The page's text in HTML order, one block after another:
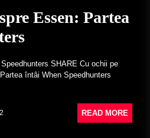
Essen: Partea
SHARE Cu ochii pe
întâi When Speedhunters
READ MORE